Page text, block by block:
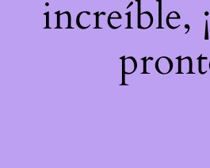
increíble,